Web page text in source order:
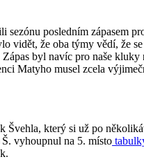
sezónu posledním zápasem
vidět, že oba týmy vědí, že
byl navíc pro naše
Matyho musel zcela
Švehla, který si už po
vyhoupnul na 5. místo